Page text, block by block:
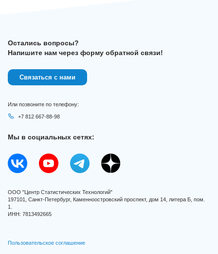
Остались вопросы?
Напишите нам через форму обратной связи!
Связаться с нами
Или позвоните по телефону:
+7 812 667-88-98
Мы в социальных сетях:
ООО "Центр Статистических Технологий"
197101, Санкт-Петербург, Каменноостровский проспект, дом 14, литера Б, пом.
1.
ИНН: 7813492665
Пользовательское соглашение